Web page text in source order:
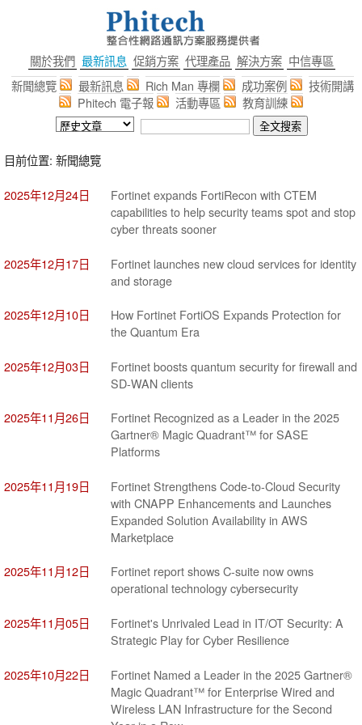
關於我們 最新訊息 促銷方案 代理產品 解決方案 中信專區
新聞總覽
最新訊息 Rich Man 專欄 成功案例
技術開講
Phitech 電子報
活動專區 教育訓練
目前位置: 新聞總覽
2025年12月24日
Fortinet expands FortiRecon with CTEM
capabilities to help security teams spot and stop
cyber threats sooner
2025年12月17日
Fortinet launches new cloud services for identity
and storage
2025年12月10日
How Fortinet FortiOS Expands Protection for
the Quantum Era
2025年12月03日
Fortinet boosts quantum security for firewall and
SD-WAN clients
2025年11月26日
Fortinet Recognized as a Leader in the 2025
Gartner® Magic Quadrant™ for SASE
Platforms
2025年11月19日
Fortinet Strengthens Code-to-Cloud Security
with CNAPP Enhancements and Launches
Expanded Solution Availability in AWS
Marketplace
2025年11月12日
Fortinet report shows C-suite now owns
operational technology cybersecurity
2025年11月05日
Fortinet's Unrivaled Lead in IT/OT Security: A
Strategic Play for Cyber Resilience
2025年10月22日
Fortinet Named a Leader in the 2025 Gartner®
Magic Quadrant™ for Enterprise Wired and
Wireless LAN Infrastructure for the Second